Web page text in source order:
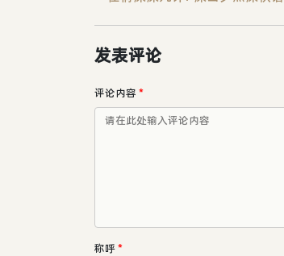
发表评论
评论内容 *
称呼*